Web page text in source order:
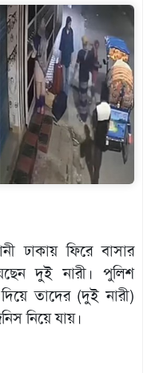
ঢাকায় ফিরে বাসার
দুই নারী। পুলিশ
তাদের (দুই নারী)
নিয়ে যায়।